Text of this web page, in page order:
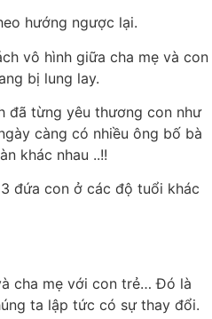
hướng ngược lại.
vô hình giữa cha mẹ và con
bị lung lay.
đã từng yêu thương con như
càng có nhiều ông bố bà
khác nhau ..!!
đứa con ở các độ tuổi khác
cha mẹ với con trẻ… Đó là
ta lập tức có sự thay đổi.